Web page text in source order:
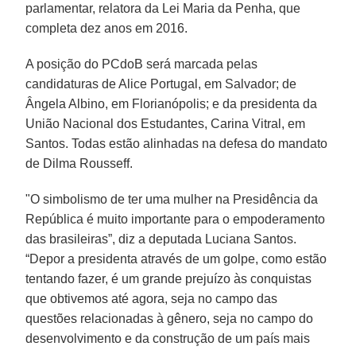
parlamentar, relatora da Lei Maria da Penha, que
completa dez anos em 2016.
A posição do PCdoB será marcada pelas
candidaturas de Alice Portugal, em Salvador; de
Ângela Albino, em Florianópolis; e da presidenta da
União Nacional dos Estudantes, Carina Vitral, em
Santos. Todas estão alinhadas na defesa do mandato
de Dilma Rousseff.
"O simbolismo de ter uma mulher na Presidência da
República é muito importante para o empoderamento
das brasileiras”, diz a deputada Luciana Santos.
“Depor a presidenta através de um golpe, como estão
tentando fazer, é um grande prejuízo às conquistas
que obtivemos até agora, seja no campo das
questões relacionadas à gênero, seja no campo do
desenvolvimento e da construção de um país mais